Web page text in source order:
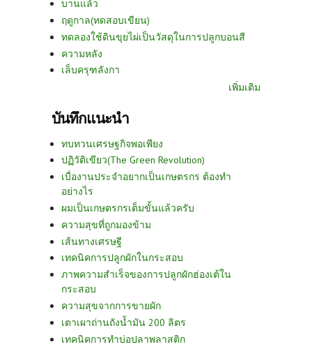
บานแล้ว
ฤดูกาล(ทดสอบเขียน)
ทดลองใช้ดินขุยไผ่เป็นวัสดุในการปลูกบอนสี
ความหลัง
เล็บครุฑลังกา
เพิ่มเติม
บันทึกแนะนำ
ทบทวนเศรษฐกิจพอเพียง
ปฏิวัติเขียว(The Green Revolution)
เบื่องานประจำอยากเป็นเกษตรกร ต้องทำ
อย่างไร
ผมเป็นเกษตรกรเต็มขั้นแล้วครับ
ความสุขที่ถูกมองข้าม
เส้นทางเศรษฐี
เทคนิคการปลูกผักในกระสอบ
ภาพความสำเร็จของการปลูกผักฮ่องเต้ใน
กระสอบ
ความสุขจากการขายผัก
เตาเผาถ่านถังน้ำมัน 200 ลิตร
เทคนิคการทำบ่อปลาพลาสติก